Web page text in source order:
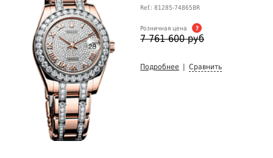
Ref.: 81285-74865BR
Розничная цена ?
7 761 600 руб
Подробнее Сравнить